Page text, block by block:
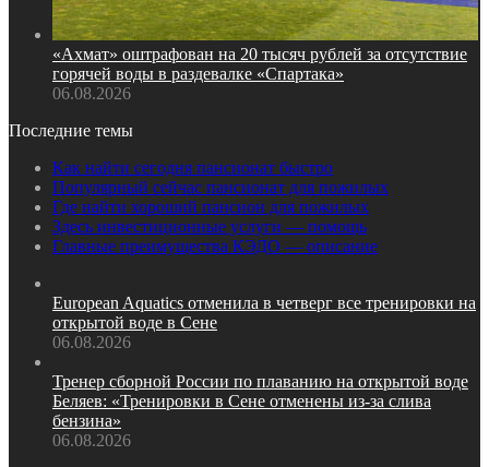
«Ахмат» оштрафован на 20 тысяч рублей за отсутствие
горячей воды в раздевалке «Спартака»
06.08.2026
Последние темы
Как найти сегодня пансионат быстро
Популярный сейчас пансионат для пожилых
Где найти хороший пансион для пожилых
Здесь инвестиционные услуги — помощь
Главные преимущества КЭДО — описание
European Aquatics отменила в четверг все тренировки на
открытой воде в Сене
06.08.2026
Тренер сборной России по плаванию на открытой воде
Беляев: «Тренировки в Сене отменены из‑за слива
бензина»
06.08.2026